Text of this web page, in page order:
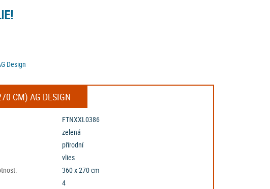
Design
CM) AG DESIGN
FTNXXL0386
zelená
přírodní
vlies
360 x 270 cm
4